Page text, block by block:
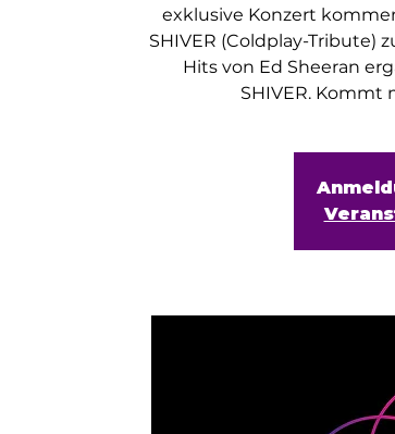
exklusive Konzert
SHIVER (Coldplay-Tribute)
Hits von Ed Sheeran
SHIVER. Kommt